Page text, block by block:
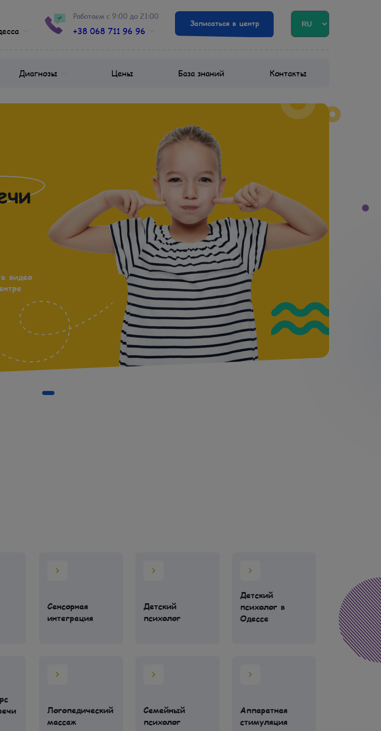
Работаем с 9:00 до 21:00
+38 068 711 96 96
Записаться в центр
Диагнозы Цены База знаний Контакты
видео
Сенсорная
интеграция
Детский
психолог
Детский
психолог в
Одессе
Логопедический
массаж
Семейный
психолог
Аппаратная
стимуляция
Детский
остеопат